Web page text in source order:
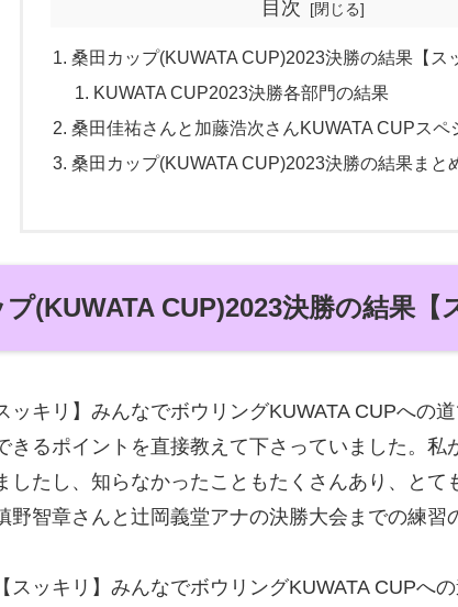
目次
桑田カップ(KUWATA CUP)2023決勝の結果【ス
KUWATA CUP2023決勝各部門の結果
桑田佳祐さんと加藤浩次さんKUWATA CUPスペ
桑田カップ(KUWATA CUP)2023決勝の結果まと
(KUWATA CUP)2023決勝の結果【
ッキリ】みんなでボウリングKUWATA CUPへの
きるポイントを直接教えて下さっていました。
したし、知らなかったこともたくさんあり、とて
野智章さんと辻岡義堂アナの決勝大会までの練習
ッキリ】みんなでボウリングKUWATA CUPへ